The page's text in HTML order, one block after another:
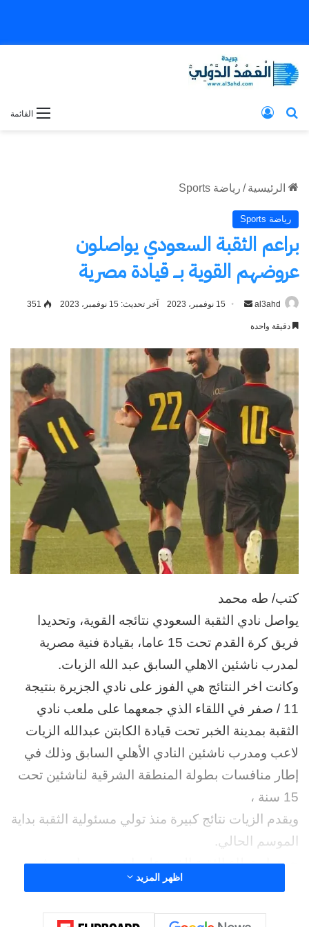
القائمة بحث عن
الرئيسية / رياضة Sports
رياضة Sports
براعم الثقبة السعودي يواصلون
عروضهم القوية بــ قيادة مصرية
al3ahd
أرسل 15 نوفمبر، 2023 آخر تحديث: 15 نوفمبر، 2023 351
دقيقة واحدة
كتب/ طه محمد
يواصل نادي الثقبة السعودي نتائجه القوية، وتحديدا
فريق كرة القدم تحت 15 عاما، بقيادة فنية مصرية
لمدرب ناشئين الاهلي السابق عبد الله الزيات.
وكانت اخر النتائج هي الفوز على نادي الجزيرة بنتيجة
11 / صفر في اللقاء الذي جمعهما على ملعب نادي
الثقبة بمدينة الخبر تحت قيادة الكابتن عبدالله الزيات
لاعب ومدرب ناشئين النادي الأهلي السابق وذلك في
إطار منافسات بطولة المنطقة الشرقية لناشئين تحت
15 سنة ،
ويقدم الزيات نتائج كبيرة منذ تولي مسئولية الثقبة بداية
الموسم الحالي.
حيث إستطاع الثقبة الفوز علي إبقيق بسداسية، ثم
الفوز علي رأس تنورة بلمعبه بخماسية ، وبسباعية علي
اظهر المزيد